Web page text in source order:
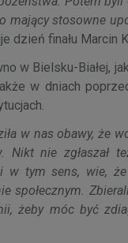
mający stosowne
dzień finału Marcin
w Bielsku-Białej,
w dniach
w nas obawy, że
nie zgłaszał
w tym sens, wie,
żeby móc być